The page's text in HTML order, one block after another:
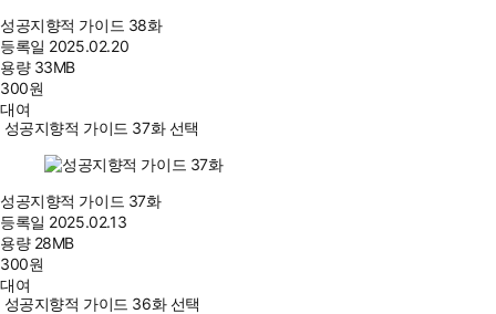
성공지향적 가이드 38화
등록일 2025.02.20
용량 33MB
300원
대여
성공지향적 가이드 37화 선택
성공지향적 가이드 37화
등록일 2025.02.13
용량 28MB
300원
대여
성공지향적 가이드 36화 선택